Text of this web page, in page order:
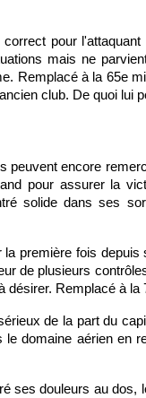
pour
mais ne
Remplacé à la 65e
club. De quoi lui
peuvent encore
pour assurer la
solide dans ses
la première fois
de plusieurs
désirer. Remplacé à la
de la part du
domaine aérien en
ses douleurs au dos,